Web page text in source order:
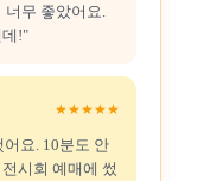
무 좋았어요.
데!"
★★★★★
요. 10분도 안
시회 예매에 썼